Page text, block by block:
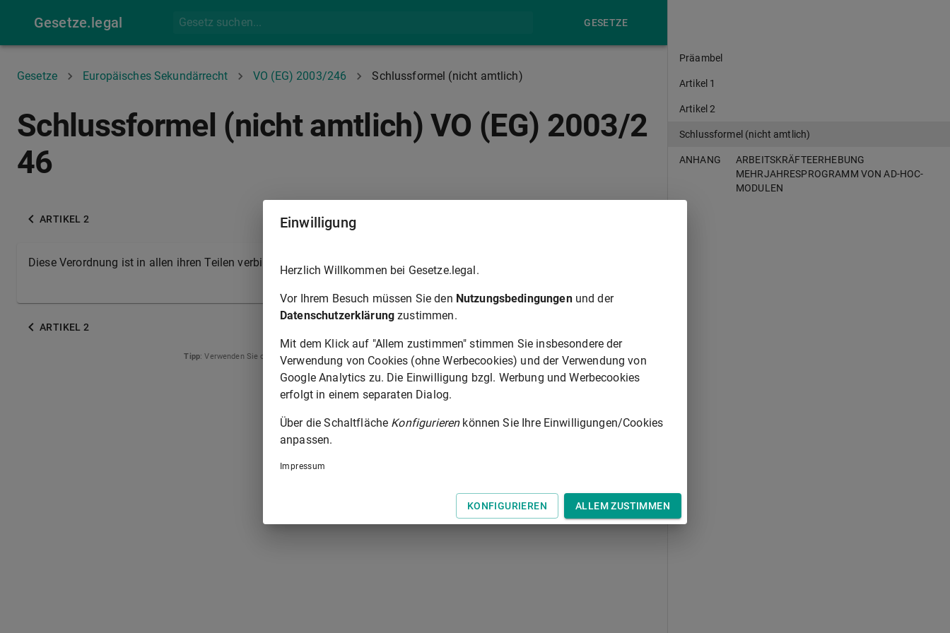
Gesetze.legal GESETZE
Gesetze Europäisches Sekundärrecht VO (EG) 2003/246 Schlussformel (nicht amtlich)
Schlussformel (nicht amtlich) VO (EG) 2003/2
46
ARTIKEL 2
Diese Verordnung ist in allen ihren Teilen verbindlich und gilt unmittelbar in jedem Mitgliedstaat.
ARTIKEL 2
Tipp: Verwenden Sie die Pfeiltasten der Tastatur zur Navigation zwischen Normen.
Präambel
Artikel 1
Artikel 2
Schlussformel (nicht amtlich)
ANHANG
ARBEITSKRÄFTEERHEBUNG
MEHRJAHRESPROGRAMM VON AD-HOC-
MODULEN
Einwilligung
Herzlich Willkommen bei Gesetze.legal.
Vor Ihrem Besuch müssen Sie den Nutzungsbedingungenund der
Datenschutzerklärung zustimmen.
Mit dem Klick auf "Allem zustimmen" stimmen Sie insbesondere der
Verwendung von Cookies (ohne Werbecookies) und der Verwendung von
Google Analytics zu. Die Einwilligung bzgl. Werbung und Werbecookies
erfolgt in einem separaten Dialog.
Über die Schaltfläche Konfigurierenkönnen Sie Ihre Einwilligungen/Cookies
anpassen.
Impressum
KONFIGURIEREN ALLEM ZUSTIMMEN